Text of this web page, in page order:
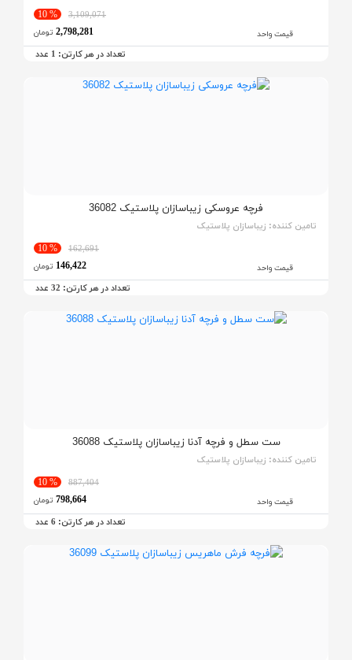
قیمت واحد
3,109,071
% 10
2,798,281 تومان
تعداد در هر کارتن: 1 عدد
فرچه عروسکی زیباسازان پلاستیک 36082
تامین کننده: زیباسازان پلاستیک
قیمت واحد
162,691
% 10
146,422 تومان
تعداد در هر کارتن: 32 عدد
ست سطل و فرچه آدنا زیباسازان پلاستیک 36088
تامین کننده: زیباسازان پلاستیک
قیمت واحد
887,404
% 10
798,664 تومان
تعداد در هر کارتن: 6 عدد